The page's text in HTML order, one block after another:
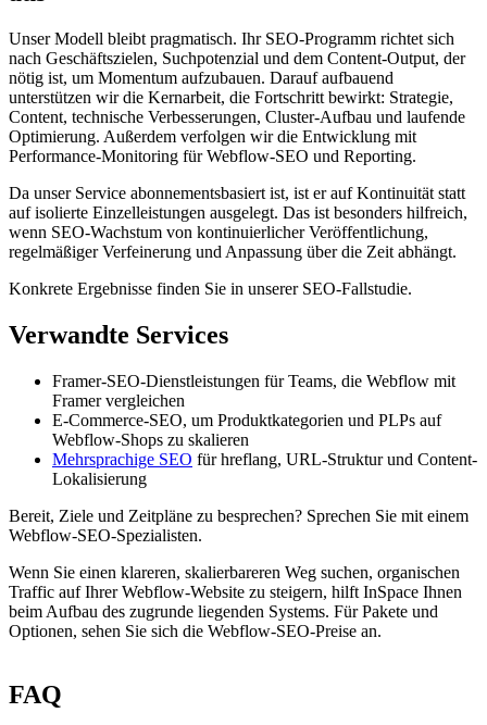
Unser Modell bleibt pragmatisch. Ihr SEO-Programm richtet sich
nach Geschäftszielen, Suchpotenzial und dem Content-Output, der
nötig ist, um Momentum aufzubauen. Darauf aufbauend
unterstützen wir die Kernarbeit, die Fortschritt bewirkt: Strategie,
Content, technische Verbesserungen, Cluster-Aufbau und laufende
Optimierung. Außerdem verfolgen wir die Entwicklung mit
Performance-Monitoring für Webflow-SEO und Reporting.
Da unser Service abonnementsbasiert ist, ist er auf Kontinuität statt
auf isolierte Einzelleistungen ausgelegt. Das ist besonders hilfreich,
wenn SEO-Wachstum von kontinuierlicher Veröffentlichung,
regelmäßiger Verfeinerung und Anpassung über die Zeit abhängt.
Konkrete Ergebnisse finden Sie in unserer SEO-Fallstudie.
Verwandte Services
Framer-SEO-Dienstleistungen für Teams, die Webflow mit
Framer vergleichen
E-Commerce-SEO, um Produktkategorien und PLPs auf
Webflow-Shops zu skalieren
Mehrsprachige SEO für hreflang, URL-Struktur und Content-
Lokalisierung
Bereit, Ziele und Zeitpläne zu besprechen? Sprechen Sie mit einem
Webflow-SEO-Spezialisten.
Wenn Sie einen klareren, skalierbareren Weg suchen, organischen
Traffic auf Ihrer Webflow-Website zu steigern, hilft InSpace Ihnen
beim Aufbau des zugrunde liegenden Systems. Für Pakete und
Optionen, sehen Sie sich die Webflow-SEO-Preise an.
FAQ